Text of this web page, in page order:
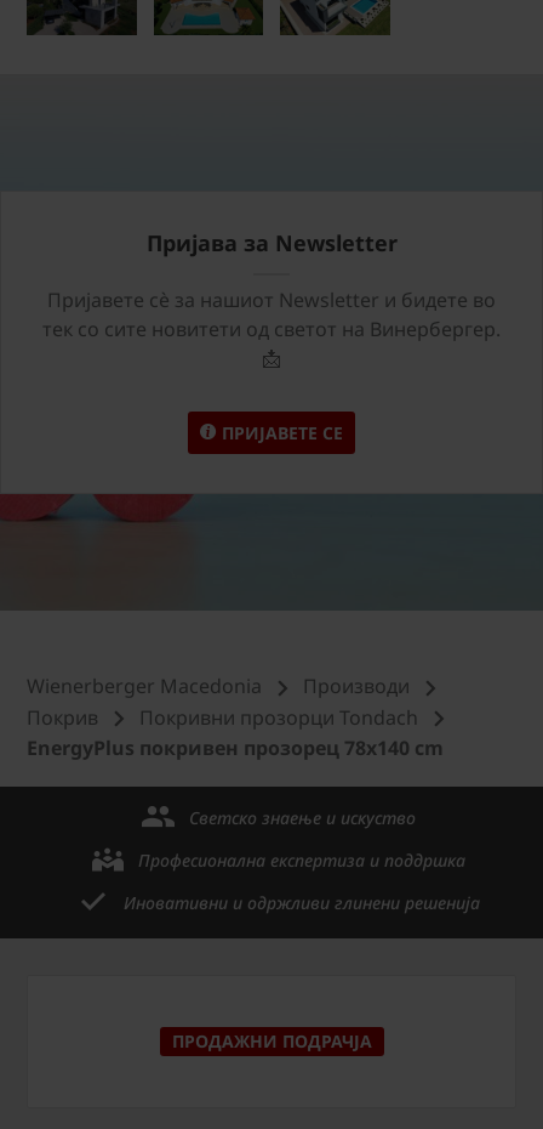
Пријава за Newsletter
Пријавете сѐ за нашиот Newsletter и бидете во
тек со сите новитети од светот на Винербергер.
📩
ПРИЈАВЕТЕ СЕ
Wienerberger Macedonia
Производи
Покрив
Покривни прозорци Tondach
EnergyPlus покривен прозорец 78x140 cm
Светско знаење и искуство
Професионална експертиза и поддршка
Иновативни и одржливи глинени решенија
ПРОДАЖНИ ПОДРАЧЈА